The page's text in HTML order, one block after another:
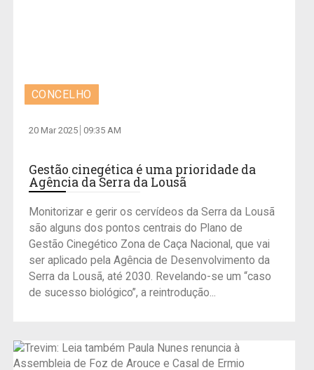
CONCELHO
20 Mar 2025 09:35 AM
Gestão cinegética é uma prioridade da
Agência da Serra da Lousã
Monitorizar e gerir os cervídeos da Serra da Lousã
são alguns dos pontos centrais do Plano de
Gestão Cinegético Zona de Caça Nacional, que vai
ser aplicado pela Agência de Desenvolvimento da
Serra da Lousã, até 2030. Revelando-se um “caso
de sucesso biológico”, a reintrodução...